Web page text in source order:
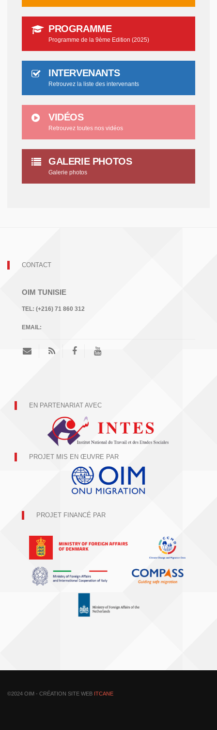
PROGRAMME
Programme de la 9ème Edition (2025)
INTERVENANTS
Retrouvez la liste des intervenants
VIDÉOS
Retrouvez toutes nos vidéos
GALERIE PHOTOS
Galerie photos
CONTACT
OIM TUNISIE
TEL: (+216) 71 860 312
EMAIL:
EN PARTENARIAT AVEC
PROJET MIS EN ŒUVRE PAR
PROJET FINANCÉ PAR
©2024 OIM - CRÉATION SITE WEB ITCANE